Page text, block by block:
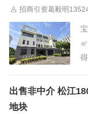
招商引资葛毅明
出售非中介 松江
地块